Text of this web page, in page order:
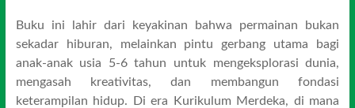
Buku ini lahir dari keyakinan bahwa permainan bukan
sekadar hiburan, melainkan pintu gerbang utama bagi
anak-anak usia 5-6 tahun untuk mengeksplorasi dunia,
mengasah kreativitas, dan membangun fondasi
keterampilan hidup. Di era Kurikulum Merdeka, di mana